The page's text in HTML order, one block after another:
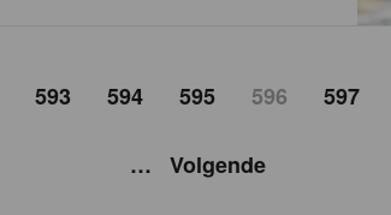
593 594 595 596 597
… Volgende